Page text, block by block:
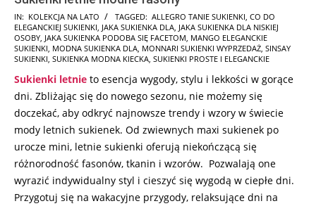
2025-
06-
09
IN: KOLEKCJA NA LATO TAGGED: ALLEGRO TANIE SUKIENKI, CO DO
ELEGANCKIEJ SUKIENKI, JAKA SUKIENKA DLA, JAKA SUKIENKA DLA NISKIEJ
OSOBY, JAKA SUKIENKA PODOBA SIĘ FACETOM, MANGO ELEGANCKIE
SUKIENKI, MODNA SUKIENKA DLA, MONNARI SUKIENKI WYPRZEDAŻ, SINSAY
SUKIENKI, SUKIENKA MODNA KIECKA, SUKIENKI PROSTE I ELEGANCKIE
Sukienki letnie to esencja wygody, stylu i lekkości w gorące
dni. Zbliżając się do nowego sezonu, nie możemy się
doczekać, aby odkryć najnowsze trendy i wzory w świecie
mody letnich sukienek. Od zwiewnych maxi sukienek po
urocze mini, letnie sukienki oferują niekończącą się
różnorodność fasonów, tkanin i wzorów. Pozwalają one
wyrazić indywidualny styl i cieszyć się wygodą w ciepłe dni.
Przygotuj się na wakacyjne przygody, relaksujące dni na